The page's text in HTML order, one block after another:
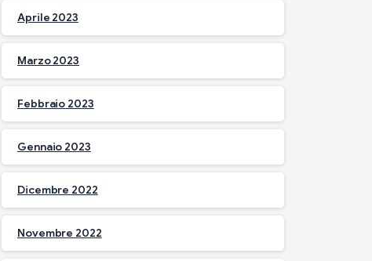
Aprile 2023
Marzo 2023
Febbraio 2023
Gennaio 2023
Dicembre 2022
Novembre 2022